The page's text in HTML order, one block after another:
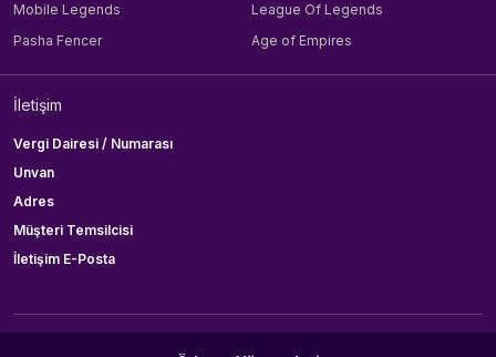
Mobile Legends
League Of Legends
Pasha Fencer
Age of Empires
İletişim
Vergi Dairesi / Numarası
Unvan
Adres
Müşteri Temsilcisi
İletişim E-Posta